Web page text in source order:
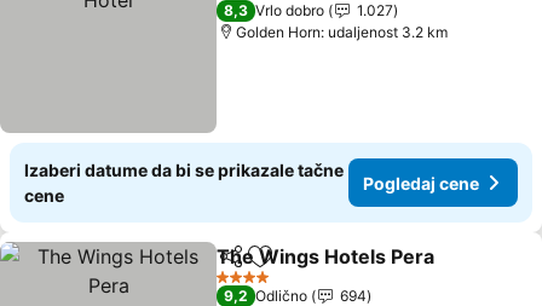
8,3 Vrlo dobro
1.027
Golden Horn: udaljenost 3.2 km
Izaberi datume da bi se prikazale tačne
cene
Pogledaj cene
Deli Dodati u favorite
The Wings Hotels Pera
4 Zvezdice
9,2 Odlično
694